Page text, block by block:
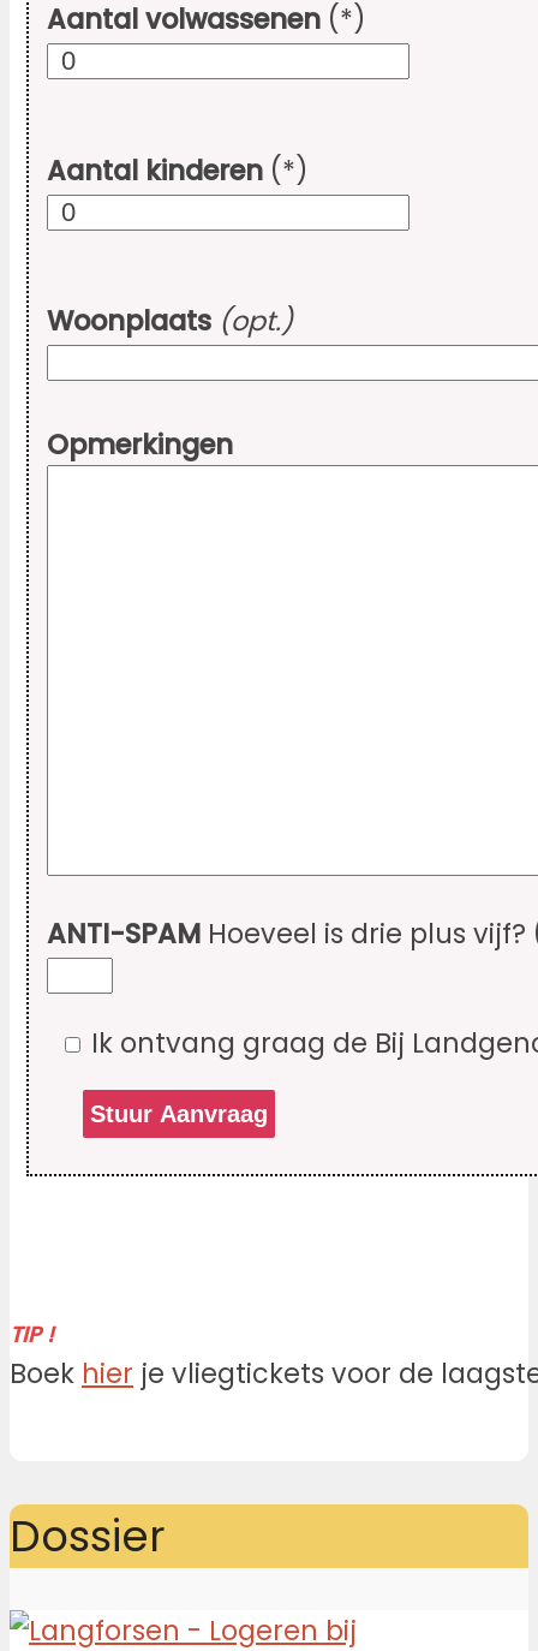
Aantal volwassenen (*)
Aantal kinderen (*)
Woonplaats (opt.)
Opmerkingen
ANTI-SPAM Hoeveel is drie plus
Ik ontvang graag de Bij
TIP !
Boek hier je vliegtickets voor de
Dossier